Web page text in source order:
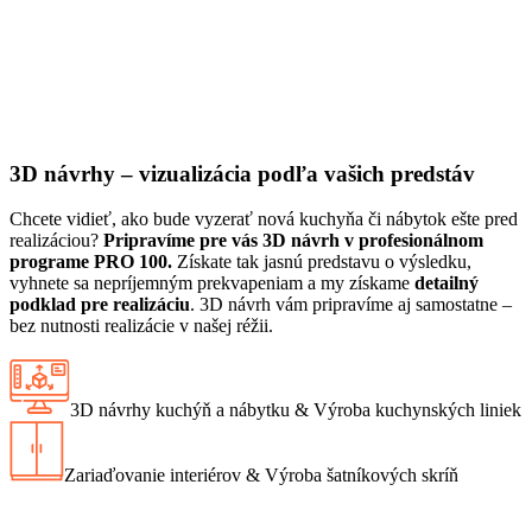
3D návrhy – vizualizácia podľa vašich predstáv
Chcete vidieť, ako bude vyzerať nová kuchyňa či nábytok ešte pred
realizáciou? Pripravíme pre vás 3D návrh v profesionálnom
programe PRO 100. Získate tak jasnú predstavu o výsledku,
vyhnete sa nepríjemným prekvapeniam a my získame detailný
podklad pre realizáciu. 3D návrh vám pripravíme aj samostatne –
bez nutnosti realizácie v našej réžii.
3D návrhy kuchýň a nábytku & Výroba kuchynských liniek
Zariaďovanie interiérov & Výroba šatníkových skríň